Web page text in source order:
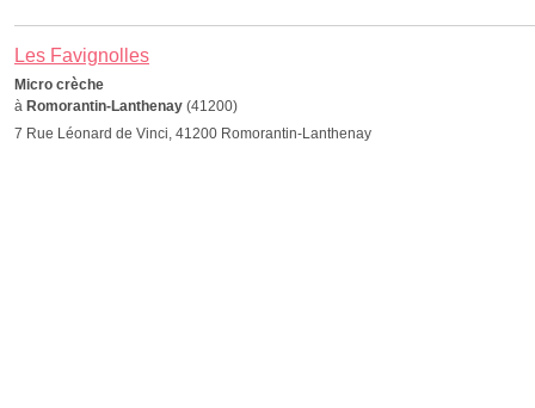
Les Favignolles
Micro crèche
à Romorantin-Lanthenay (41200)
7 Rue Léonard de Vinci, 41200 Romorantin-Lanthenay